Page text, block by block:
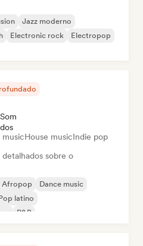
Jazz moderno
Electronic rock
Electropop
musicHouse musicIndie pop
sobre o
Dance music
latino
R&B